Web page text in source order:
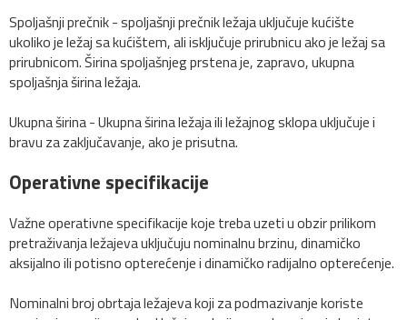
Spoljašnji prečnik - spoljašnji prečnik ležaja uključuje kućište
ukoliko je ležaj sa kućištem, ali isključuje prirubnicu ako je ležaj sa
prirubnicom. Širina spoljašnjeg prstena je, zapravo, ukupna
spoljašnja širina ležaja.
Ukupna širina - Ukupna širina ležaja ili ležajnog sklopa uključuje i
bravu za zaključavanje, ako je prisutna.
Operativne specifikacije
Važne operativne specifikacije koje treba uzeti u obzir prilikom
pretraživanja ležajeva uključuju nominalnu brzinu, dinamičko
aksijalno ili potisno opterećenje i dinamičko radijalno opterećenje.
Nominalni broj obrtaja ležajeva koji za podmazivanje koriste